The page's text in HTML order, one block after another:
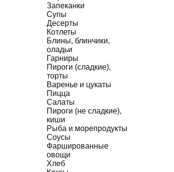
Запеканки
Супы
Десерты
Котлеты
Блины, блинчики,
оладьи
Гарниры
Пироги (сладкие),
торты
Варенье и цукаты
Пицца
Салаты
Пироги (не сладкие),
киши
Рыба и морепродукты
Соусы
Фаршированные
овощи
Хлеб